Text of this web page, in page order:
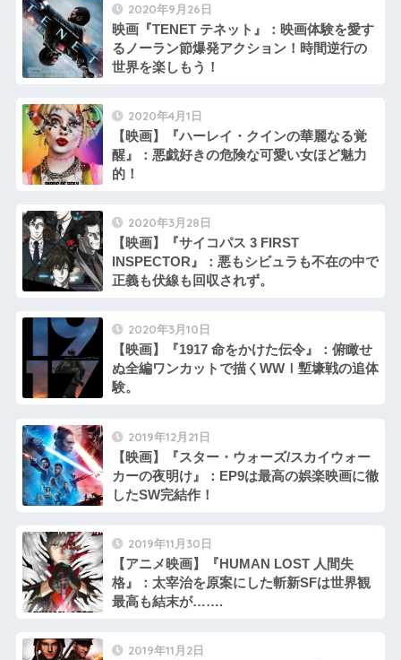
2020年9月26日
映画『TENET テネット』：映画体験を愛す
るノーラン節爆発アクション！時間逆行の
世界を楽しもう！
2020年4月1日
【映画】『ハーレイ・クインの華麗なる覚
醒』：悪戯好きの危険な可愛い女ほど魅力
的！
2020年3月28日
【映画】『サイコパス 3 FIRST
INSPECTOR』：悪もシビュラも不在の中で
正義も伏線も回収されず。
2020年3月10日
【映画】『1917 命をかけた伝令』：俯瞰せ
ぬ全編ワンカットで描くWWⅠ塹壕戦の追体
験。
2019年12月21日
【映画】『スター・ウォーズ/スカイウォー
カーの夜明け』：EP9は最高の娯楽映画に徹
したSW完結作！
2019年11月30日
【アニメ映画】『HUMAN LOST 人間失
格』：太宰治を原案にした斬新SFは世界観
最高も結末が…….
2019年11月2日